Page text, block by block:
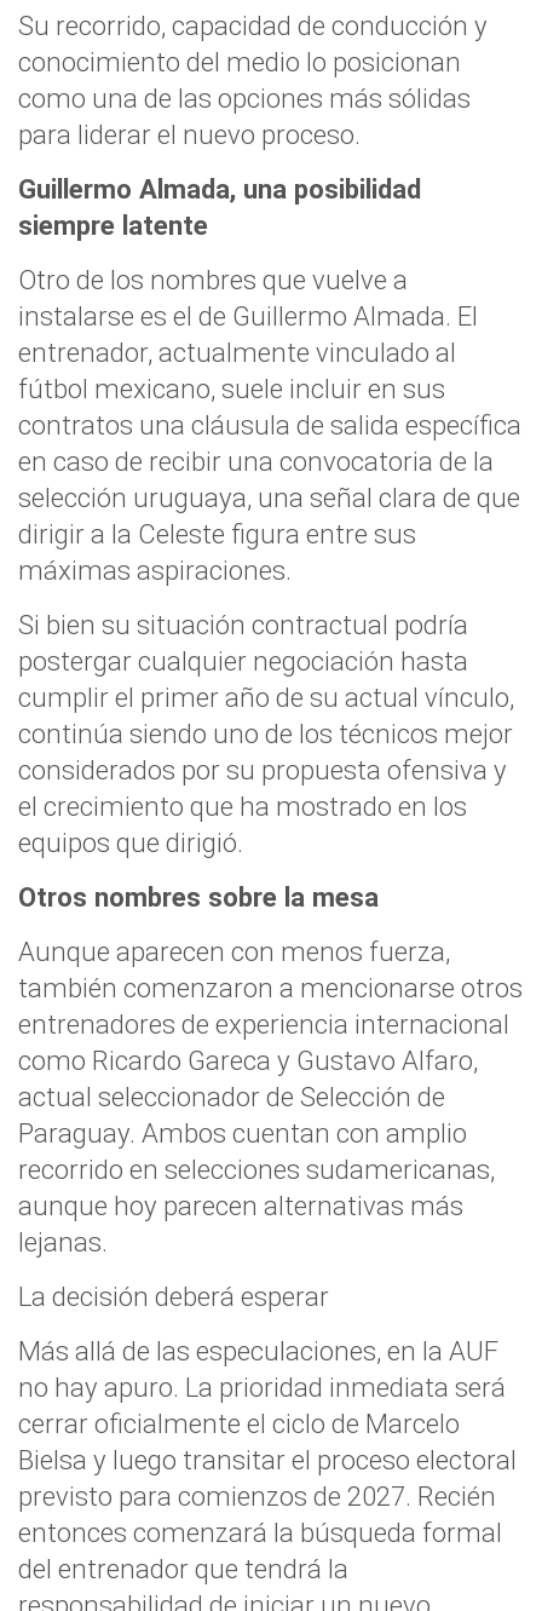
Su recorrido, capacidad de conducción y
conocimiento del medio lo posicionan
como una de las opciones más sólidas
para liderar el nuevo proceso.
Guillermo Almada, una posibilidad
siempre latente
Otro de los nombres que vuelve a
instalarse es el de Guillermo Almada. El
entrenador, actualmente vinculado al
fútbol mexicano, suele incluir en sus
contratos una cláusula de salida específica
en caso de recibir una convocatoria de la
selección uruguaya, una señal clara de que
dirigir a la Celeste figura entre sus
máximas aspiraciones.
Si bien su situación contractual podría
postergar cualquier negociación hasta
cumplir el primer año de su actual vínculo,
continúa siendo uno de los técnicos mejor
considerados por su propuesta ofensiva y
el crecimiento que ha mostrado en los
equipos que dirigió.
Otros nombres sobre la mesa
Aunque aparecen con menos fuerza,
también comenzaron a mencionarse otros
entrenadores de experiencia internacional
como Ricardo Gareca y Gustavo Alfaro,
actual seleccionador de Selección de
Paraguay. Ambos cuentan con amplio
recorrido en selecciones sudamericanas,
aunque hoy parecen alternativas más
lejanas.
La decisión deberá esperar
Más allá de las especulaciones, en la AUF
no hay apuro. La prioridad inmediata será
cerrar oficialmente el ciclo de Marcelo
Bielsa y luego transitar el proceso electoral
previsto para comienzos de 2027. Recién
entonces comenzará la búsqueda formal
del entrenador que tendrá la